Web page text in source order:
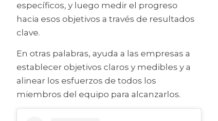
específicos, y luego medir el progreso
hacia esos objetivos a través de resultados
clave.
En otras palabras, ayuda a las empresas a
establecer objetivos claros y medibles y a
alinear los esfuerzos de todos los
miembros del equipo para alcanzarlos.